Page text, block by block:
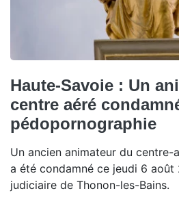
Haute-Savoie : Un
centre aéré
pédopornographie
Un ancien animateur du centre-
a été condamné ce jeudi 6
judiciaire de Thonon-les-Bains.